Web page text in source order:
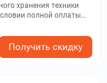
хранения техники
полной оплаты
Получить скидку